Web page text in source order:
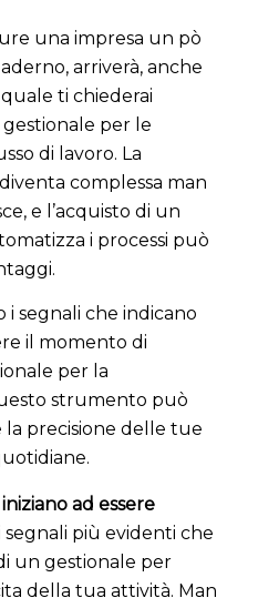
una impresa un pò
arriverà, anche
ti chiederai
per le
di lavoro. La
complessa man
e l’acquisto di un
i processi può
i segnali che indicano
il momento di
per la
strumento può
la precisione delle tue
ad essere
segnali più evidenti che
un gestionale per
della tua attività. Man